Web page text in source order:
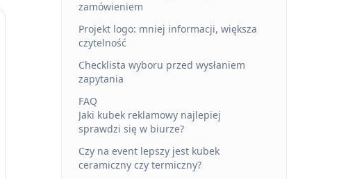
zamówieniem
Projekt logo: mniej informacji, większa
czytelność
Checklista wyboru przed wysłaniem
zapytania
FAQ
Jaki kubek reklamowy najlepiej
sprawdzi się w biurze?
Czy na event lepszy jest kubek
ceramiczny czy termiczny?